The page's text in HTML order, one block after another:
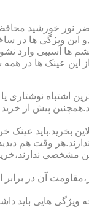
نور خورشید
بودن آن اشاره
آسیبی وارد
این عینک ها در
نوشتاری یا
پیش از
عینک
وقت هم
مشخصی
آن در
ویژگی هایی باید